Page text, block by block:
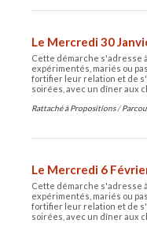
Le Mercredi 30
Cette démarche s'adresse
expérimentés, mariés ou
fortifier leur relation et de
soirées, avec un dîner aux
Rattaché à Propositions /
Le Mercredi 6
Cette démarche s'adresse
expérimentés, mariés ou
fortifier leur relation et de
soirées, avec un dîner aux